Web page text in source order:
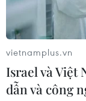
vietnamplus.vn
Israel và Việt
dẫn và công